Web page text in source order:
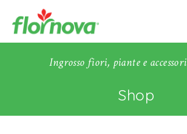
Ingrosso fiori, piante e accessori
Shop